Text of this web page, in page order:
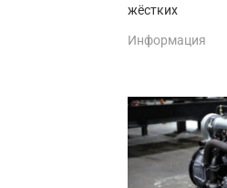
жёстких
Информация